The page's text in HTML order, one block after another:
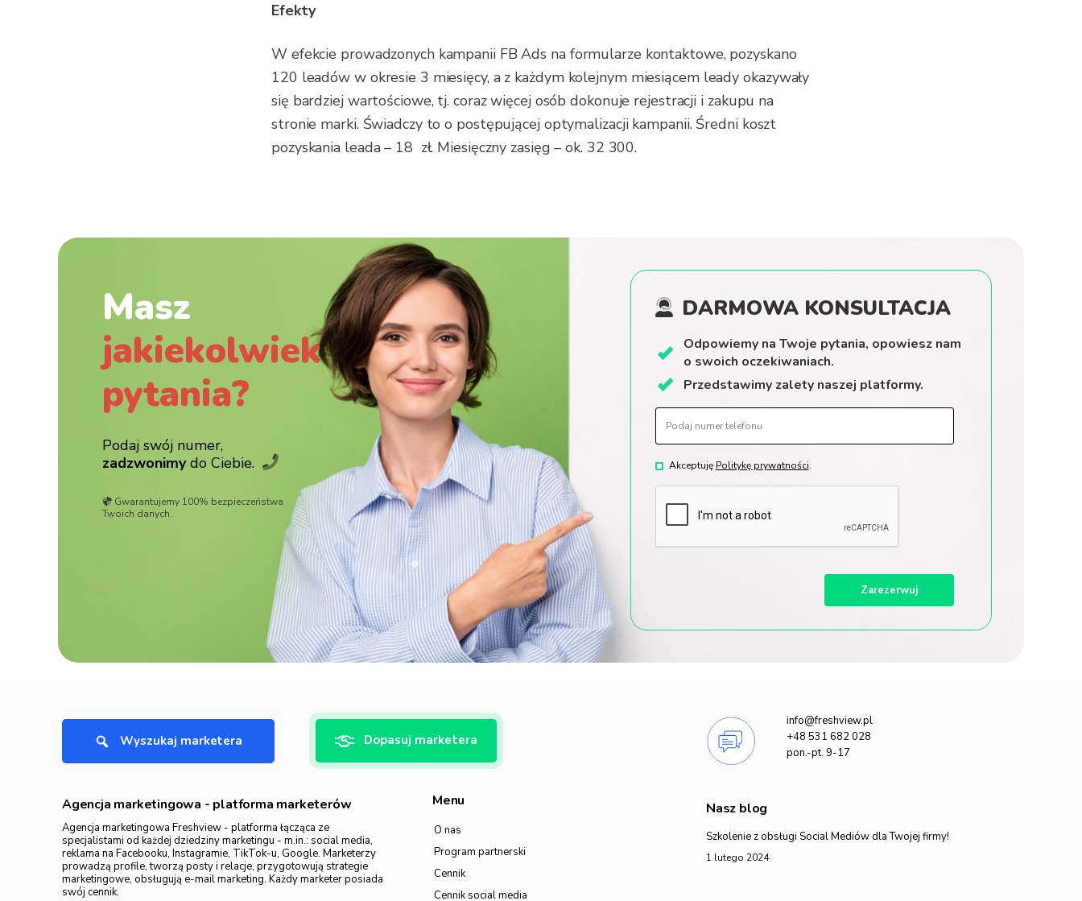
Efekty
W efekcie prowadzonych kampanii FB Ads na formularze kontaktowe, pozyskano
120 leadów w okresie 3 miesięcy, a z każdym kolejnym miesiącem leady okazywały
się bardziej wartościowe, tj. coraz więcej osób dokonuje rejestracji i zakupu na
stronie marki. Świadczy to o postępującej optymalizacji kampanii. Średni koszt
pozyskania leada – 18 zł. Miesięczny zasięg – ok. 32 300.
Masz
jakiekolwiek
pytania?
Podaj swój numer,
zadzwonimydo Ciebie.
Gwarantujemy 100% bezpieczeństwa
Twoich danych.
DARMOWA KONSULTACJA
Odpowiemyna Twoje pytania, opowiesz nam
o swoich oczekiwaniach.
Przedstawimy zaletynaszej platformy.
Akceptuję Politykę prywatności.
Wyszukaj marketera Dopasuj marketera
info@freshview.pl
+48 531 682 028
pon.-pt. 9-17
Agencja marketingowa - platforma marketerów
Agencja marketingowa Freshview - platforma łącząca ze
specjalistami od każdej dziedziny marketingu - m.in.: social media,
reklama na Facebooku, Instagramie, TikTok-u, Google. Marketerzy
prowadzą profile, tworzą posty i relacje, przygotowują strategie
marketingowe, obsługują e-mail marketing. Każdy marketer posiada
swój cennik.
Menu
O nas
Program partnerski
Cennik
Cennik social media
Nasz blog
Szkolenie z obsługi Social Mediów dla Twojej firmy!
1 lutego 2024